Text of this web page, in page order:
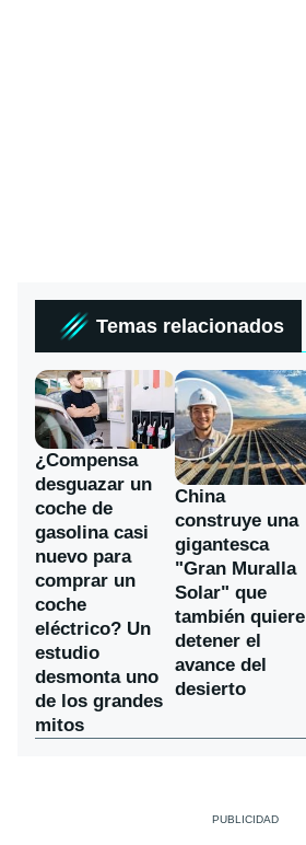
Temas relacionados
¿Compensa
desguazar un
coche de
gasolina casi
nuevo para
comprar un
coche
eléctrico? Un
estudio
desmonta uno
de los grandes
mitos
China
construye una
gigantesca
"Gran Muralla
Solar" que
también quiere
detener el
avance del
desierto